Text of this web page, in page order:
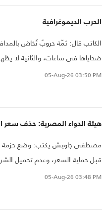
الحرب الديموغرافية
الكاتب قال: ثمّة حروبٌ تُخاض
ضحاياها في ساعات، والثانية لا
05-Aug-26 03:50 PM
هيئة الدواء المصرية: حذف سعر
مصطفى جاويش يكتب: وضع حزمة من
قبل حماية السعر، وعدم تحميل
للسوق السوداء، مع مراعاة مراجعة
05-Aug-26 03:48 PM